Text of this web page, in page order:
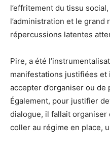
l’effritement du tissu
l’administration et le grand
répercussions latentes
Pire, a été
manifestations justifiées
accepter d’organiser ou
Également, pour justifier
dialogue, il fallait
coller au régime en place,